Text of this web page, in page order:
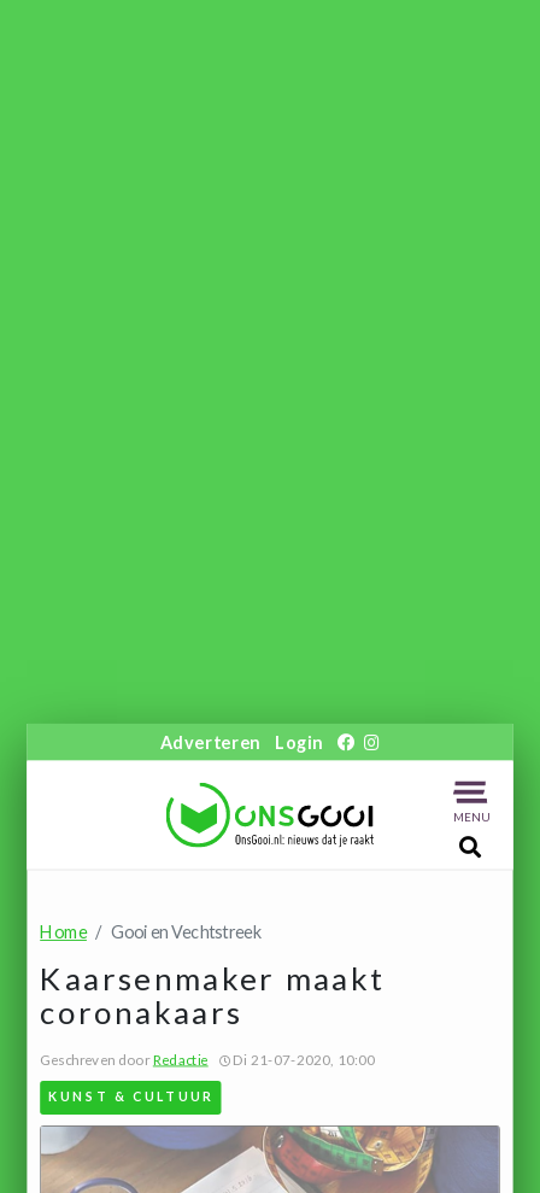
Adverteren Login
MENU
Home Gooi en Vechtstreek
Kaarsenmaker maakt
coronakaars
Geschreven doorRedactie Di 21-07-2020, 10:00
KUNST & CULTUUR